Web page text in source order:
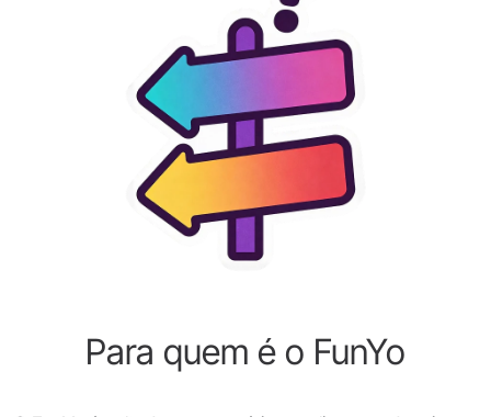
Para quem é o FunYo